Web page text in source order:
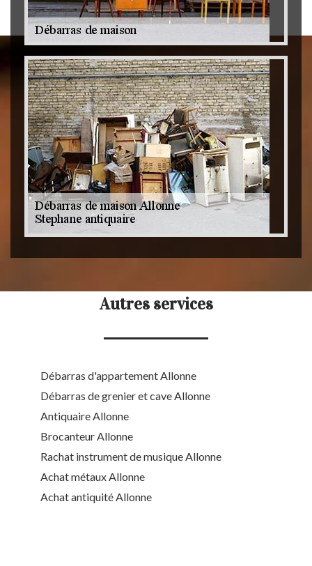
Achat antiquité 79
Autres services
Débarras d'appartement Allonne
Débarras de grenier et cave Allonne
Antiquaire Allonne
Brocanteur Allonne
Rachat instrument de musique Allonne
Achat métaux Allonne
Achat antiquité Allonne